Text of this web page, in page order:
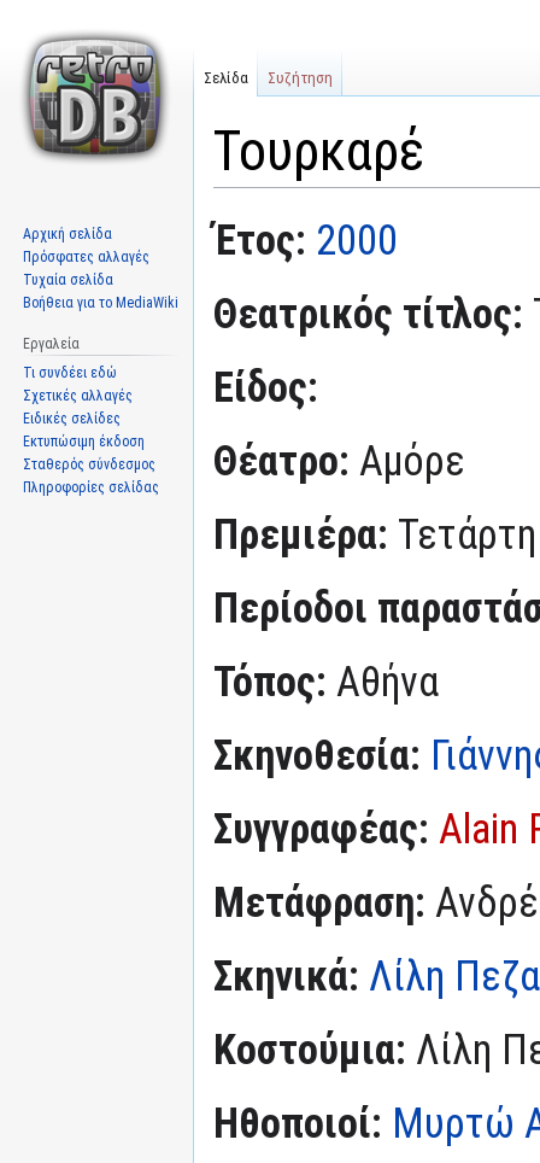
Τουρκαρέ
Μετάβαση
στην
Πήδηση
στην
Έτος: 2000
Θεατρικός τίτλος:
Είδος:
Θέατρο: Αμόρε
Πρεμιέρα:
Περίοδοι
Τόπος: Αθήνα
Σκηνοθεσία:
Συγγραφέας: Alain
Μετάφραση:
Σκηνικά: Λίλη
Κοστούμια: Λίλη
Ηθοποιοί: Μυρτώ
Σελίδα Συζήτηση
Αρχική σελίδα
Πρόσφατες αλλαγές
Τυχαία σελίδα
Βοήθεια για το MediaWiki
Εργαλεία
Τι συνδέει εδώ
Σχετικές αλλαγές
Ειδικές σελίδες
Εκτυπώσιμη έκδοση
Σταθερός σύνδεσμος
Πληροφορίες σελίδας